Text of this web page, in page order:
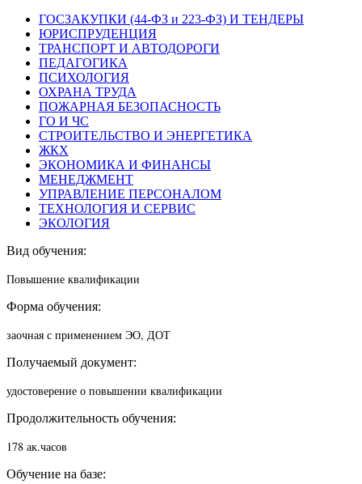
ГОСЗАКУПКИ (44-ФЗ и 223-ФЗ) И ТЕНДЕРЫ
ЮРИСПРУДЕНЦИЯ
ТРАНСПОРТ И АВТОДОРОГИ
ПЕДАГОГИКА
ПСИХОЛОГИЯ
ОХРАНА ТРУДА
ПОЖАРНАЯ БЕЗОПАСНОСТЬ
ГО И ЧС
СТРОИТЕЛЬСТВО И ЭНЕРГЕТИКА
ЖКХ
ЭКОНОМИКА И ФИНАНСЫ
МЕНЕДЖМЕНТ
УПРАВЛЕНИЕ ПЕРСОНАЛОМ
ТЕХНОЛОГИЯ И СЕРВИС
ЭКОЛОГИЯ
Вид обучения:
Повышение квалификации
Форма обучения:
заочная с применением ЭО, ДОТ
Получаемый документ:
удостоверение о повышении квалификации
Продолжительность обучения:
178 ак.часов
Обучение на базе: